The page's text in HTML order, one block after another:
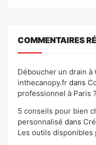
COMMENTAIRES
Déboucher un drain à
inthecanopy.fr dans
professionnel à Paris ?
5 conseils pour bien
personnalisé dans
Les outils